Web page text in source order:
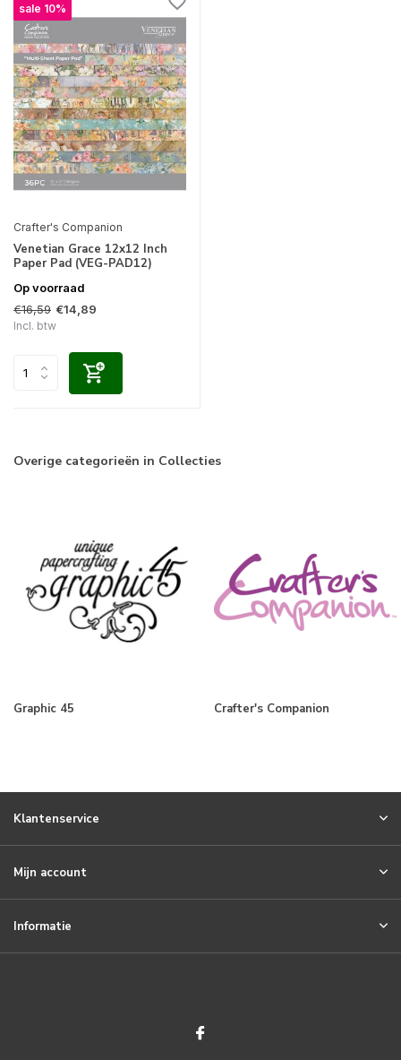
sale 10%
Crafter's Companion
Venetian Grace 12x12 Inch
Paper Pad (VEG-PAD12)
Op voorraad
€16,59 €14,89
Incl. btw
Overige categorieën in Collecties
Graphic 45 Crafter's Companion
Klantenservice
Mijn account
Informatie